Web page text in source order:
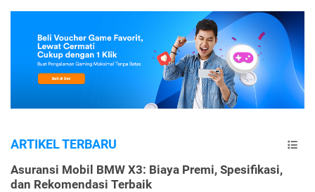
ARTIKEL TERBARU
Asuransi Mobil BMW X3: Biaya Premi, Spesifikasi,
dan Rekomendasi Terbaik